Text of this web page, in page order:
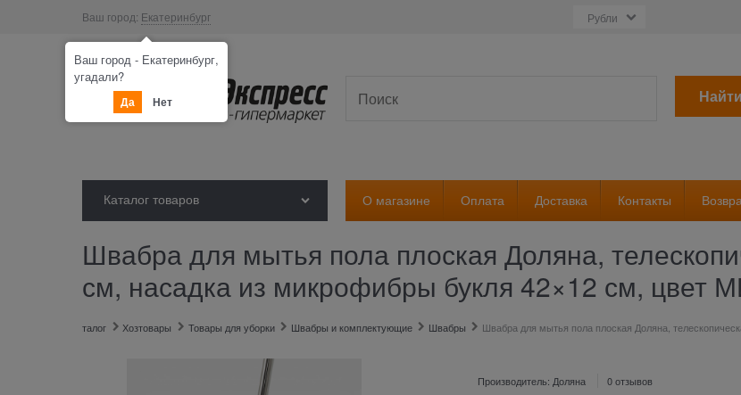
Ваш город: Екатеринбург
Найти
Каталог товаров О магазине Оплата Доставка Контакты
Швабра для мытья пола плоская Доляна,
см, насадка из микрофибры букля 42×12 см, цвет
Каталог Хозтовары Товары для уборки Швабры и комплектующие Швабры Швабра для мытья пола плоская Доляна,
Производитель: Доляна 0 отзывов
Ваш город - Екатеринбург,
угадали?
Да Нет